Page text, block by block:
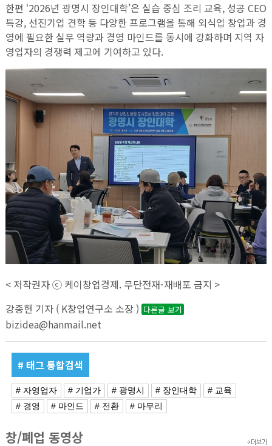
한편 ‘2026년 광명시 장인대학’은 실습 중심 조리 교육, 성공 CEO
특강, 선진기업 견학 등 다양한 프로그램을 통해 외식업 창업과 경
영에 필요한 실무 역량과 경영 마인드를 동시에 강화하며 지역 자
영업자의 경쟁력 제고에 기여하고 있다.
< 저작권자 ⓒ 케이창업경제. 무단전재-재배포 금지 >
강종헌 기자 ( K창업연구소 소장 ) 다른글 보기
bizidea@hanmail.net
# 태그 통합검색
# 자영업자 # 기업가 # 광명시 # 장인대학
# 교육
# 경영
# 마인드 # 전환 # 마무리
창/폐업 동영상